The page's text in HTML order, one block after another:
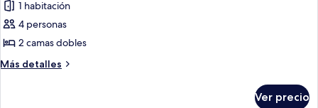
fotos
de
Habitación
básica
doble
1 habitación
4 personas
2 camas dobles
Más detalles
Más
Ver precio